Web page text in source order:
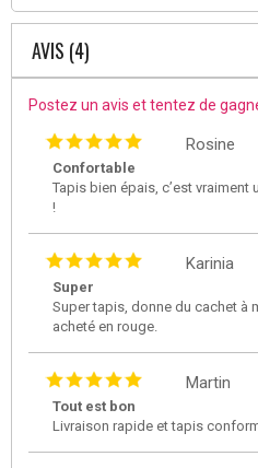
AVIS (4)
Postez un avis et tentez de
Rosine
Confortable
Tapis bien épais, c’est
!
Karinia
Super
Super tapis, donne du cachet à
acheté en rouge.
Martin
Tout est bon
Livraison rapide et tapis